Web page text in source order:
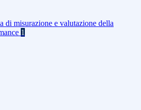
di misurazione e valutazione della
1